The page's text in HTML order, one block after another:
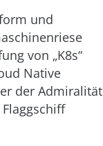
und
von „K8s“
Native
der Admiralität